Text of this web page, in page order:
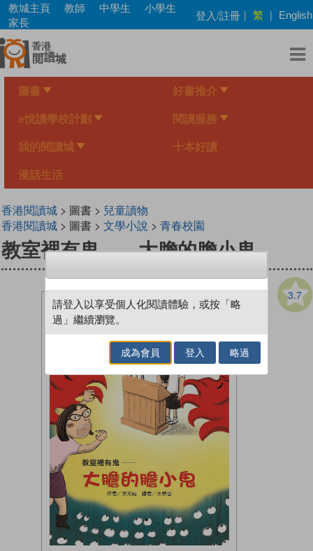
Skip
main
content
教城主頁 教師 中學生
小學生
家長
登入/註冊 | 繁 | English
圖書 好書推介
e悅讀學校計劃 閱讀服務
我的閱讀城 十本好讀
漫話生活
香港閱讀城> 圖書 > 兒童讀物
香港閱讀城> 圖書 > 文學小說 > 青春校園
教室裡有鬼——大膽的膽小鬼
3.7
請登入以享受個人化閱讀體驗，或按「略
過」繼續瀏覽。
成為會員 登入 略過